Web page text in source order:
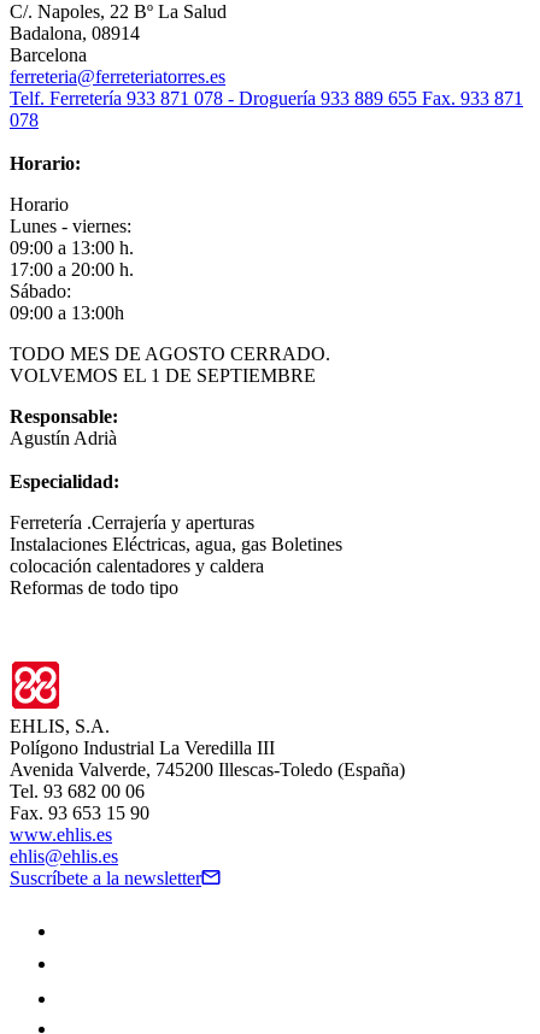
C/. Napoles, 22 Bº La Salud
Badalona, 08914
Barcelona
ferreteria@ferreteriatorres.es
Telf. Ferretería 933 871 078 - Droguería 933 889 655 Fax. 933 871
078
Horario:
Horario
Lunes - viernes:
09:00 a 13:00 h.
17:00 a 20:00 h.
Sábado:
09:00 a 13:00h
TODO MES DE AGOSTO CERRADO.
VOLVEMOS EL 1 DE SEPTIEMBRE
Responsable:
Agustín Adrià
Especialidad:
Ferretería .Cerrajería y aperturas
Instalaciones Eléctricas, agua, gas Boletines
colocación calentadores y caldera
Reformas de todo tipo
EHLIS, S.A.
Polígono Industrial La Veredilla III
Avenida Valverde, 745200 Illescas-Toledo (España)
Tel. 93 682 00 06
Fax. 93 653 15 90
www.ehlis.es
ehlis@ehlis.es
Suscríbete a la newsletter